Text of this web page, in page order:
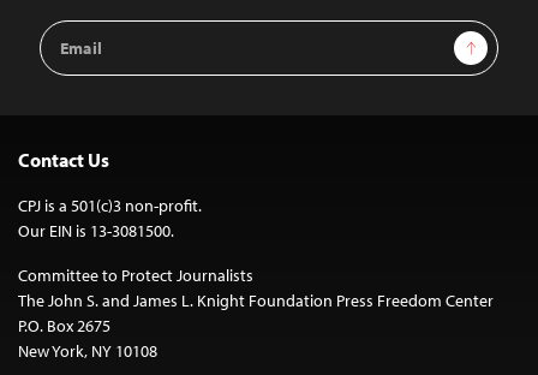
Email
Address
Sign Up
Contact Us
CPJ is a 501(c)3 non-profit.
Our EIN is 13-3081500.
Committee to Protect Journalists
The John S. and James L. Knight Foundation Press Freedom Center
P.O. Box 2675
New York, NY 10108